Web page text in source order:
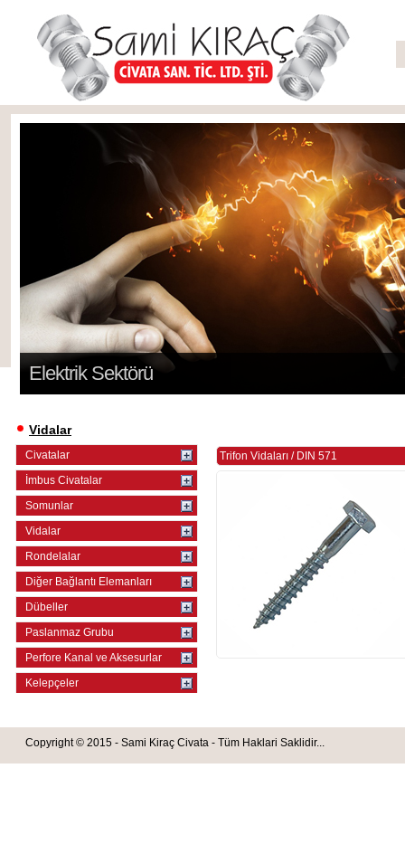
Elektrik Sektörü
Vidalar
Civatalar
İmbus Civatalar
Somunlar
Vidalar
Rondelalar
Diğer Bağlantı Elemanları
Dübeller
Paslanmaz Grubu
Perfore Kanal ve Aksesurlar
Kelepçeler
Trifon Vidaları /DIN 571
Copyright © 2015 - Sami Kiraç Civata - Tüm Haklari Saklidir...